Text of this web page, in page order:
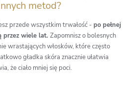
metod?
przede wszystkim trwałość -po pełnej
przez wiele lat.Zapomnisz o bolesnych
wrastających włosków, które często
gładka skóra znacznie ułatwia
że ciało mniej się poci.